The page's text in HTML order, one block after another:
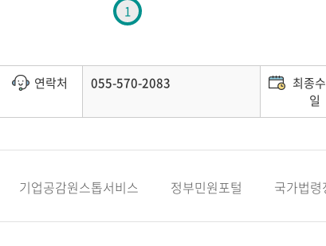
1
연락처 055-570-2083
최종
일
기업공감원스톱서비스 정부민원포털 국가법령